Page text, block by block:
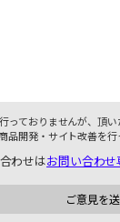
っておりませんが、頂
品開発・サイト改善を行
わせはお問い合わ